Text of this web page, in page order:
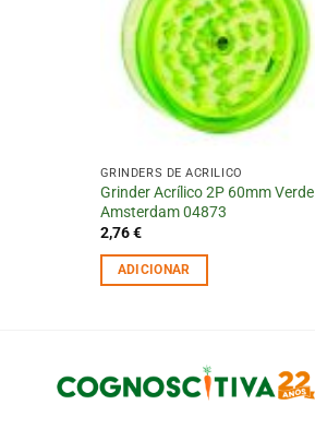
GRINDERS DE ACRÍLICO
Grinder Acrílico 2P 60mm Verde
Amsterdam 04873
2,76€
ADICIONAR